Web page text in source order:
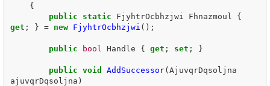
{
public
static FjyhtrOcbhzjwi Fhnazmoul
{
get ; } = new FjyhtrOcbhzjwi ();
public bool Handle { get ; set ; }
public void AddSuccessor(AjuvqrDqsoljna
ajuvqrDqsoljna )